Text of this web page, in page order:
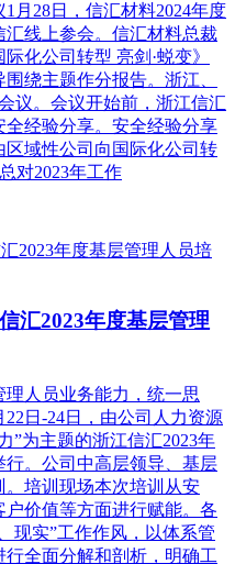
月28日，信汇材料2024年度
线上参会。信汇材料总裁
化公司转型 亮剑·蜕变》
绕主题作分报告。浙江、
议。会议开始前，浙江信汇
经验分享。安全经验分享
区域性公司向国际化公司转
对2023年工作
汇2023年度基层管理
人员业务能力，统一思
日-24日，由公司人力资源
”为主题的浙江信汇2023年
。公司中高层领导、基层
培训现场本次培训从安
价值等方面进行赋能。各
现实”工作作风，以体系管
全面分解和剖析，明确工